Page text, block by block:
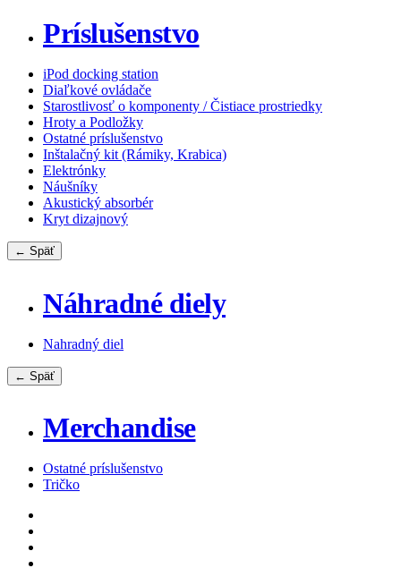
Príslušenstvo
iPod docking station
Diaľkové ovládače
Starostlivosť o komponenty / Čistiace prostriedky
Hroty a Podložky
Ostatné príslušenstvo
Inštalačný kit (Rámiky, Krabica)
Elektrónky
Náušníky
Akustický absorbér
Kryt dizajnový
← Späť
Náhradné diely
Nahradný diel
← Späť
Merchandise
Ostatné príslušenstvo
Tričko